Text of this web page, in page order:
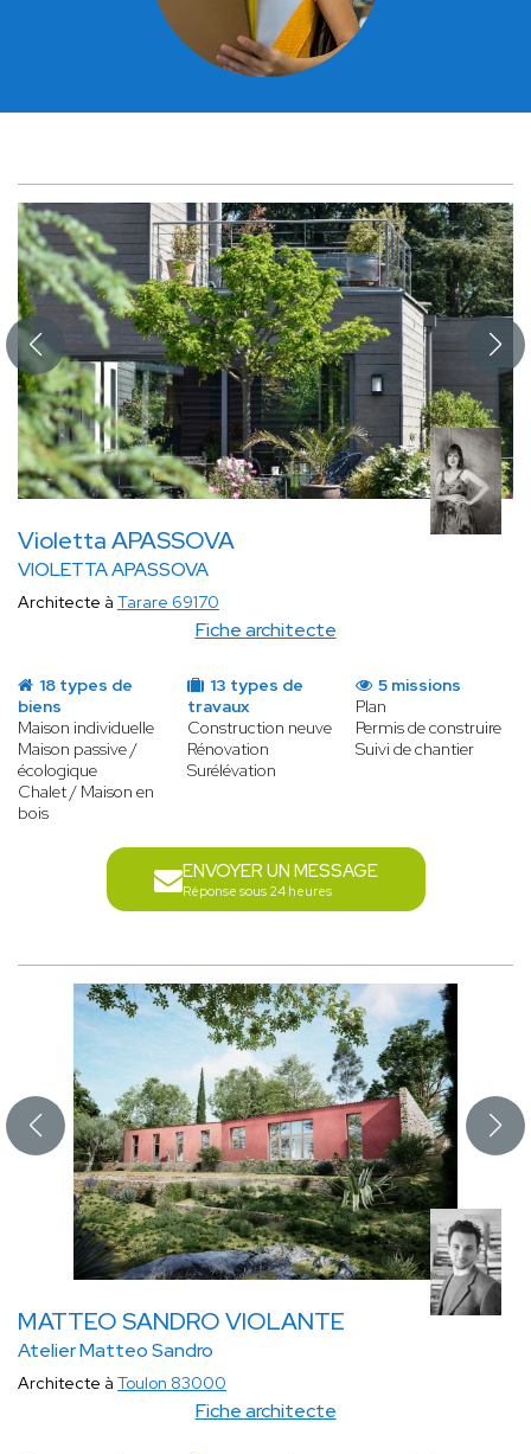
Violetta APASSOVA
VIOLETTA APASSOVA
Fiche architecte
Architecte à Tarare 69170
18 types de
biens
Maison individuelle
Maison passive /
écologique
Chalet / Maison en
bois
13 types de
travaux
Construction neuve
Rénovation
Surélévation
5 missions
Plan
Permis de construire
Suivi de chantier
ENVOYER UN MESSAGE
Réponse sous 24 heures
MATTEO SANDRO VIOLANTE
Atelier Matteo Sandro
Fiche architecte
Architecte à Toulon 83000